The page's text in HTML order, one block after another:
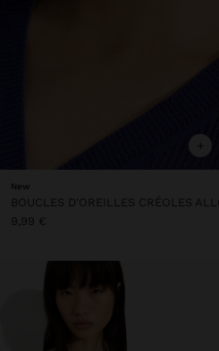
+
New
9,99 €